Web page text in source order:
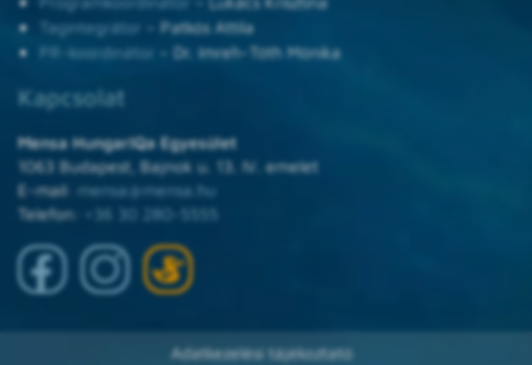
Tagintegrátor
– Patkós Attila
PR-koordinátor – Dr. Imreh-Tóth Mónika
Kapcsolat
Mensa HungarIQa Egyesület
1063 Budapest, Bajnok u. 13. IV. emelet
E-mail: mensa@mensa.hu
Telefon:
+36 30 280-5555
Adatkezelési tájékoztató